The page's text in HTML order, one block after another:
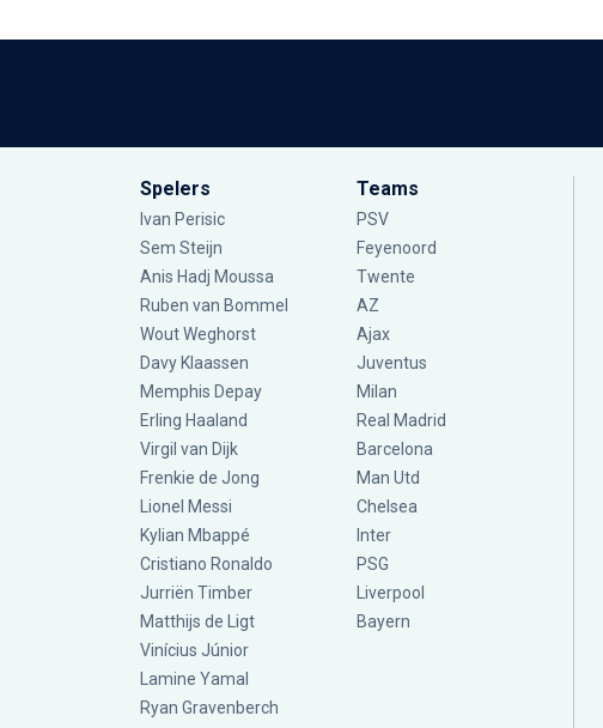
Spelers
Ivan Perisic
Sem Steijn
Anis Hadj Moussa
Ruben van Bommel
Wout Weghorst
Davy Klaassen
Memphis Depay
Erling Haaland
Virgil van Dijk
Frenkie de Jong
Lionel Messi
Kylian Mbappé
Cristiano Ronaldo
Jurriën Timber
Matthijs de Ligt
Vinícius Júnior
Lamine Yamal
Ryan Gravenberch
Teams
PSV
Feyenoord
Twente
AZ
Ajax
Juventus
Milan
Real Madrid
Barcelona
Man Utd
Chelsea
Inter
PSG
Liverpool
Bayern